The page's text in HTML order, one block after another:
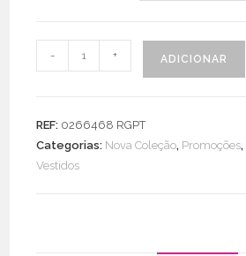
Quantidade
de
Fria
Decote
- + ADICIONAR
REF: 0266468 RGPT
Categorias: Nova Coleção, Promoções,
Vestidos